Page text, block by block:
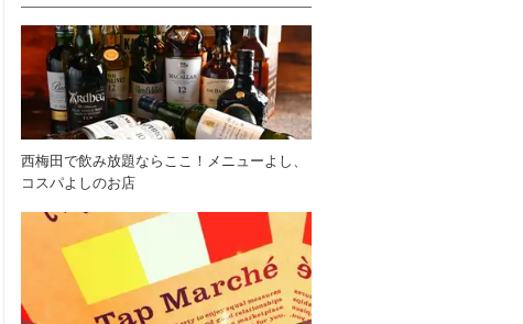
西梅田で飲み放題ならここ！メニューよし、
コスパよしのお店